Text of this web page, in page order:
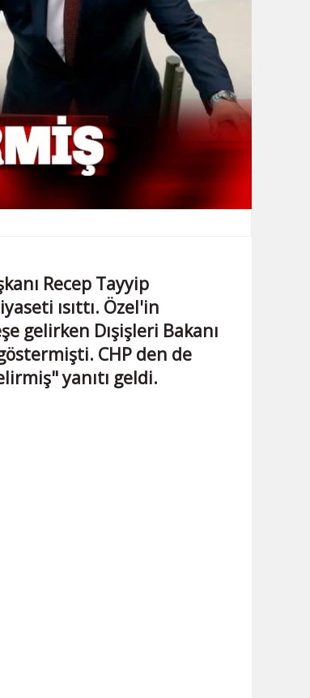
Recep Tayyip
ısıttı. Özel'in
gelirken Dışişleri Bakanı
CHP den de
yanıtı geldi.